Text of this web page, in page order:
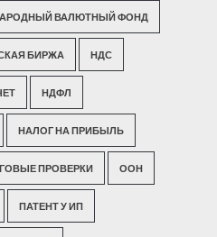
ВАЛЮТНЫЙ ФОНД
БИРЖА НДС
НДФЛ
НАЛОГ НА ПРИБЫЛЬ
ПРОВЕРКИ ООН
ПАТЕНТ У ИП